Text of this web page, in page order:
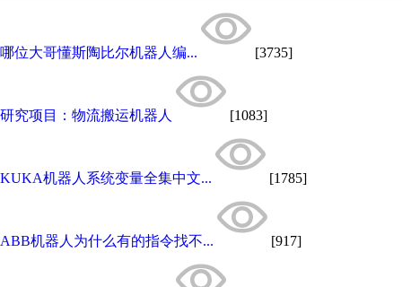
哪位大哥懂斯陶比尔机器人编... [3735]
研究项目：物流搬运机器人 [1083]
KUKA机器人系统变量全集中文... [1785]
ABB机器人为什么有的指令找不... [917]